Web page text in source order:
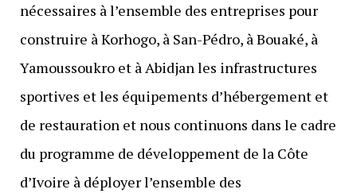
nécessaires à l’ensemble des entreprises pour
construire à Korhogo, à San-Pédro, à Bouaké, à
Yamoussoukro et à Abidjan les infrastructures
sportives et les équipements d’hébergement et
de restauration et nous continuons dans le cadre
du programme de développement de la Côte
d’Ivoire à déployer l’ensemble des